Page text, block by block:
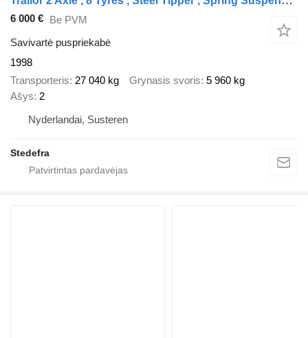
6 000 € Be PVM
Savivartė puspriekabė
1998
Transporteris 27 040 kg Grynasis svoris 5 960 kg
Ašys 2
Nyderlandai, Susteren
Stedefra